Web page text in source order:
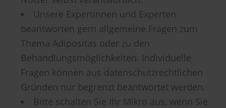
Unsere Expertinnen und Experten
beantworten gern allgemeine Fragen zum
Thema Adipositas oder zu den
Behandlungsmöglichkeiten. Individuelle
Fragen können aus datenschutzrechtlichen
Gründen nur begrenzt beantwortet werden.
Bitte schalten Sie Ihr Mikro aus, wenn Sie